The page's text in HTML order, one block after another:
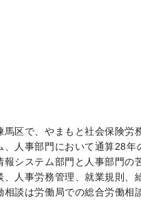
馬区で、やまもと社会保険労
、人事部門において通算28
報システム部門と人事部門の
、人事労務管理、就業規則、
相談は労働局での総合労働相